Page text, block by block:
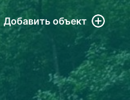
Добавить объект